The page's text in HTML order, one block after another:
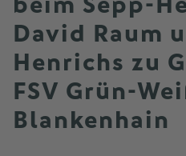
beim Sepp-
David Raum
Henrichs zu
FSV Grün-
Blankenhain